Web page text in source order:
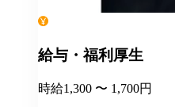
給与・福利厚生
時給1,300 〜 1,700円